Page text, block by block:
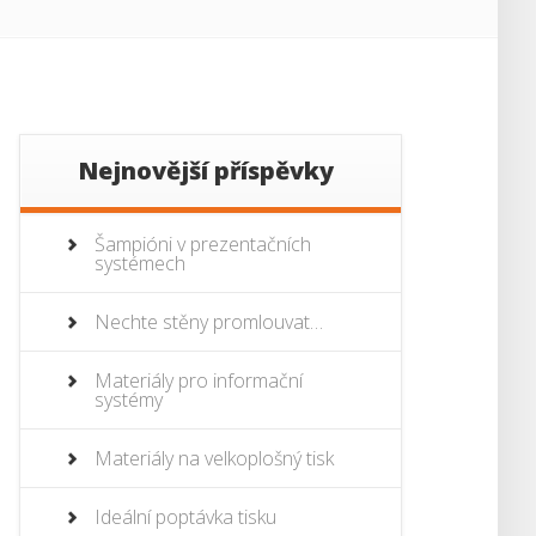
Nejnovější příspěvky
Šampióni v prezentačních
systémech
Nechte stěny promlouvat…
Materiály pro informační
systémy
Materiály na velkoplošný tisk
Ideální poptávka tisku